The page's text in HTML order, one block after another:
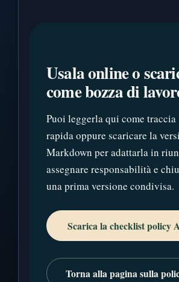
Usala online o
come bozza di
Puoi leggerla qui come traccia
rapida oppure scaricare la
Markdown per adattarla in
assegnare responsabilità e
una prima versione condivisa.
Scarica la checklist policy
Torna alla pagina sulla